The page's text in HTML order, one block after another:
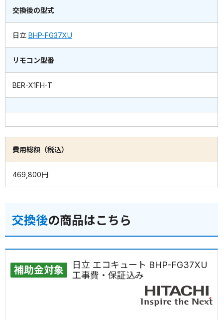
交換後の型式
日立 BHP-FG37XU
リモコン型番
BER-X1FH-T
費用総額（税込）
469,800円
交換後の商品はこちら
補助金対象
日立 エコキュート BHP-FG37XU
工事費・保証込み